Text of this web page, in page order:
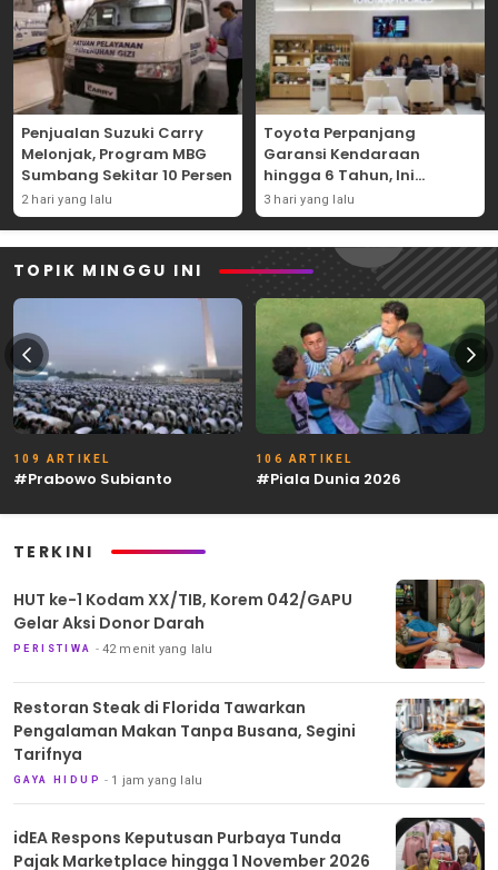
Penjualan Suzuki Carry
Melonjak, Program MBG
Sumbang Sekitar 10 Persen
2 hari yang lalu
Toyota Perpanjang
Garansi Kendaraan
hingga 6 Tahun, Ini
Syaratnya
3 hari yang lalu
TOPIK MINGGU INI
109 ARTIKEL
#Prabowo Subianto
106 ARTIKEL
#Piala Dunia 2026
TERKINI
HUT ke-1 Kodam XX/TIB, Korem 042/GAPU
Gelar Aksi Donor Darah
PERISTIWA 42 menit yang lalu
Restoran Steak di Florida Tawarkan
Pengalaman Makan Tanpa Busana, Segini
Tarifnya
GAYA HIDUP 1 jam yang lalu
idEA Respons Keputusan Purbaya Tunda
Pajak Marketplace hingga 1 November 2026